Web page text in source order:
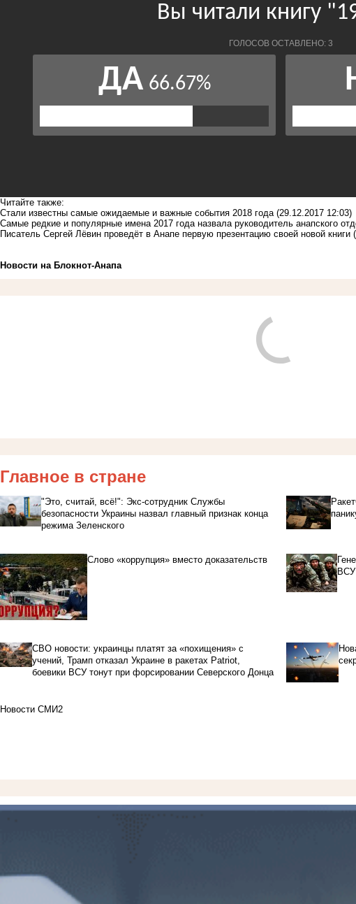
Читайте также:
Стали известны самые ожидаемые и важные события 2018 года (29.12.2017 12:03)
Самые редкие и популярные имена 2017 года назвала руководитель анапского
Писатель Сергей Лёвин проведёт в Анапе первую презентацию своей новой книги
Новости на Блoкнoт-Анапа
Главное в стране
"Это, считай, всё!": Экс-сотрудник Службы
безопасности Украины назвал главный признак конца
режима Зеленского
Слово «коррупция» вместо доказательств
ВСУ
СВО новости: украинцы платят за «похищения» с
учений, Трамп отказал Украине в ракетах Patriot,
боевики ВСУ тонут при форсировании Северского Донца
Новости СМИ2